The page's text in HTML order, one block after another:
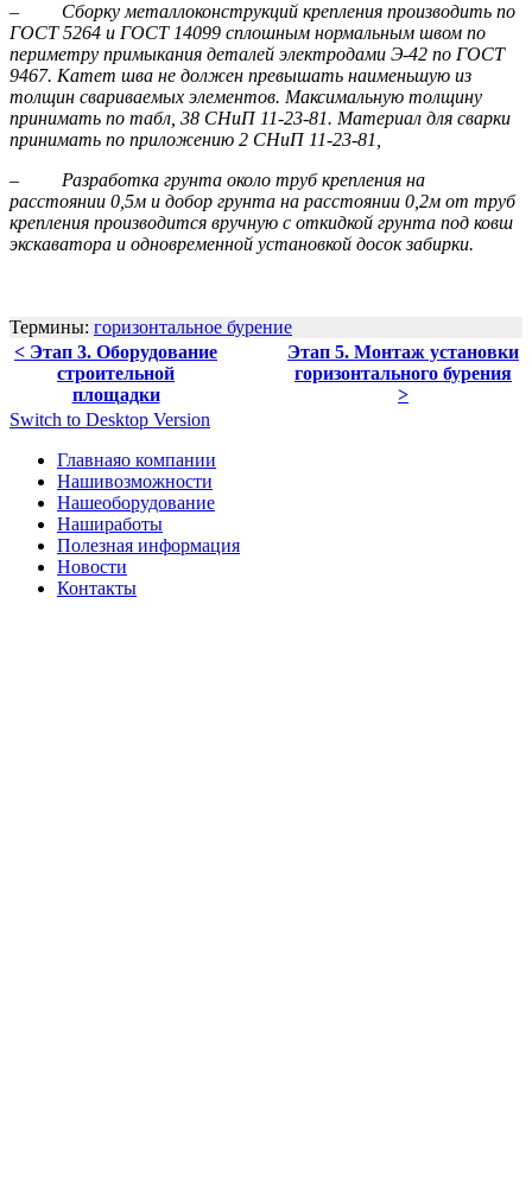
– Сборку металлоконструкций крепления производить по
ГОСТ 5264 и ГОСТ 14099 сплошным нормальным швом по
периметру примыкания деталей электродами Э-42 по ГОСТ
9467. Катет шва не должен превышать наименьшую из
толщин свариваемых элементов. Максимальную толщину
принимать по табл, 38 СНиП 11-23-81. Материал для сварки
принимать по приложению 2 СНиП 11-23-81,
– Разработка грунта около труб крепления на
расстоянии 0,5м и добор грунта на расстоянии 0,2м от труб
крепления производится вручную с откидкой грунта под ковш
экскаватора и одновременной установкой досок забирки.
Термины: горизонтальное бурение
< Этап 3. Оборудование
строительной
площадки
Этап 5. Монтаж установки
горизонтального бурения
>
Switch to Desktop Version
Главнаяо компании
Нашивозможности
Нашеоборудование
Нашиработы
Полезная информация
Новости
Контакты